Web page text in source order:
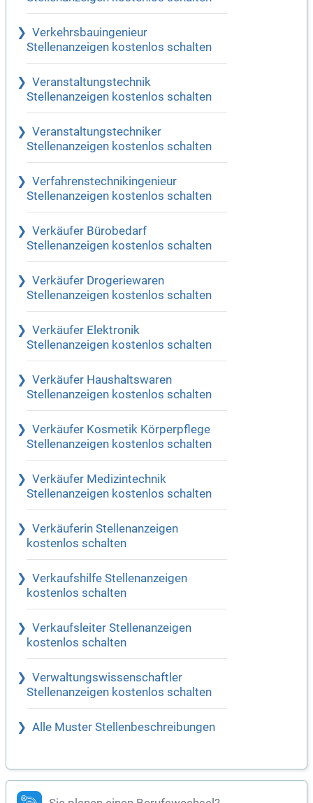
Verkehrsbauingenieur
Stellenanzeigen kostenlos schalten
Veranstaltungstechnik
Stellenanzeigen kostenlos schalten
Veranstaltungstechniker
Stellenanzeigen kostenlos schalten
Verfahrenstechnikingenieur
Stellenanzeigen kostenlos schalten
Verkäufer Bürobedarf
Stellenanzeigen kostenlos schalten
Verkäufer Drogeriewaren
Stellenanzeigen kostenlos schalten
Verkäufer Elektronik
Stellenanzeigen kostenlos schalten
Verkäufer Haushaltswaren
Stellenanzeigen kostenlos schalten
Verkäufer Kosmetik Körperpflege
Stellenanzeigen kostenlos schalten
Verkäufer Medizintechnik
Stellenanzeigen kostenlos schalten
Verkäuferin Stellenanzeigen
kostenlos schalten
Verkaufshilfe Stellenanzeigen
kostenlos schalten
Verkaufsleiter Stellenanzeigen
kostenlos schalten
Verwaltungswissenschaftler
Stellenanzeigen kostenlos schalten
Alle Muster Stellenbeschreibungen